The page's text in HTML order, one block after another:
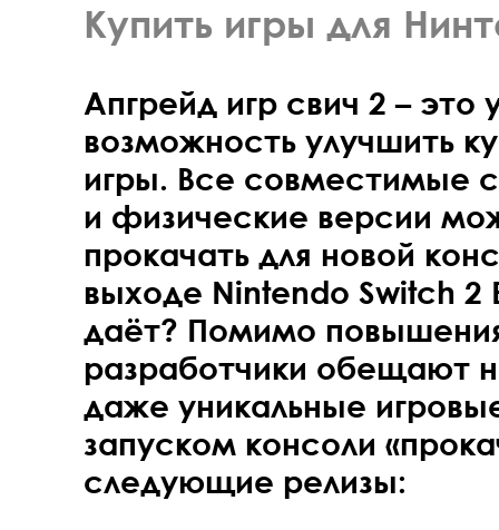
Купить игры для
Апгрейд игр свич 2 – это
возможность улучшить
игры. Все совместимые
и физические версии
прокачать для новой
выходе Nintendo Switch 2
даёт? Помимо
разработчики обещают
даже уникальные
запуском консоли
следующие релизы: